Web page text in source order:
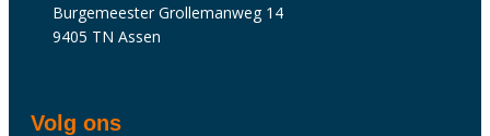
Burgemeester Grollemanweg 14
9405 TN Assen
Volg ons